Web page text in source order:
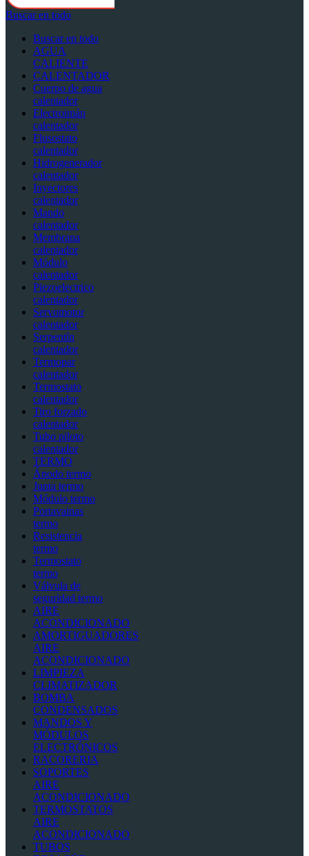
Buscar en todo
Buscar en todo
AGUA
CALIENTE
CALENTADOR
Cuerpo de agua
calentador
Electroimán
calentador
Flusostato
calentador
Hidrogenerador
calentador
Inyectores
calentador
Mando
calentador
Membrana
calentador
Módulo
calentador
Piezoelectrico
calentador
Servomotor
calentador
Serpentín
calentador
Termopar
calentador
Termostato
calentador
Tiro forzado
calentador
Tubo piloto
calentador
TERMO
Ánodo termo
Junta termo
Módulo termo
Portavainas
termo
Resistencia
termo
Termostato
termo
Válvula de
seguridad termo
AIRE
ACONDICIONADO
AMORTIGUADORES
AIRE
ACONDICIONADO
LIMPIEZA
CLIMATIZADOR
BOMBA
CONDENSADOS
MANDOS Y
MÓDULOS
ELECTRÓNICOS
RACORERIA
SOPORTES
AIRE
ACONDICIONADO
TERMOSTATOS
AIRE
ACONDICIONADO
TUBOS